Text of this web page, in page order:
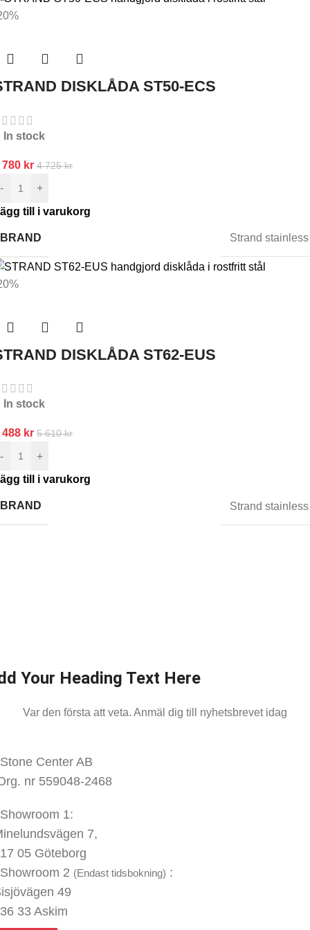
DISKLÅDA ST50-ECS
In stock
780 kr 4 725kr
-
+
till i varukorg
BRAND Strand stainless
DISKLÅDA ST62-EUS
In stock
488 kr 5 610kr
-
+
till i varukorg
BRAND Strand stainless
Your Heading Text Here
Var den första att veta. Anmäl dig till nyhetsbrevet idag
Stone Center AB
nr 559048-2468
Showroom 1:
7,
05 Göteborg
Showroom 2 (Endast tidsbokning) :
49
33 Askim